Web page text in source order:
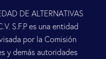
DE ALTERNATIVAS
S.F.P es una entidad
por la Comisión
y demás autoridades